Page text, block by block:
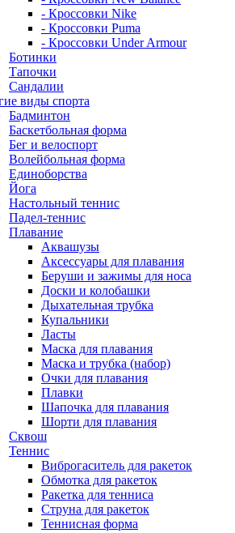
- Кроссовки Nike
- Кроссовки Puma
- Кроссовки Under Armour
Ботинки
Тапочки
Сандалии
виды спорта
Бадминтон
Баскетбольная форма
Бег и велоспорт
Волейбольная форма
Единоборства
Йога
Настольный теннис
Падел-теннис
Плавание
Аквашузы
Аксессуары для плавания
Беруши и зажимы для носа
Доски и колобашки
Дыхательная трубка
Купальники
Ласты
Маска для плавания
Маска и трубка (набор)
Очки для плавания
Плавки
Шапочка для плавания
Шорти для плавания
Сквош
Теннис
Виброгаситель для ракеток
Обмотка для ракеток
Ракетка для тенниса
Струна для ракеток
Теннисная форма